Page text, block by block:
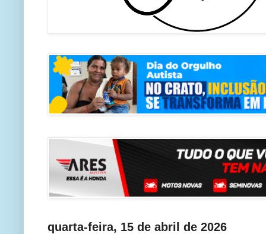
quarta-feira, 15 de abril de 2026